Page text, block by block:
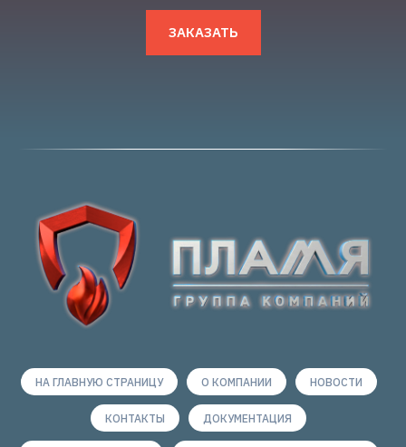
ЗАКАЗАТЬ
НА ГЛАВНУЮ СТРАНИЦУ О КОМПАНИИ НОВОСТИ
КОНТАКТЫ ДОКУМЕНТАЦИЯ